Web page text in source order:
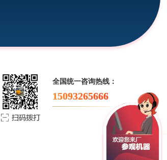
全国统一咨询热线：
15093265666